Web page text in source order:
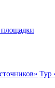
площадки
Тур